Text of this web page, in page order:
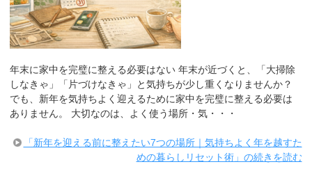
年末に家中を完璧に整える必要はない 年末が近づくと、「大掃除
しなきゃ」「片づけなきゃ」と気持ちが少し重くなりませんか？
でも、新年を気持ちよく迎えるために家中を完璧に整える必要は
ありません。 大切なのは、よく使う場所・気・・・
「新年を迎える前に整えたい7つの場所｜気持ちよく年を越すた
めの暮らしリセット術」の続きを読む